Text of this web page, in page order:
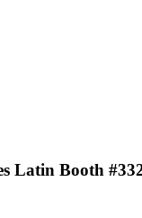
Latin Booth